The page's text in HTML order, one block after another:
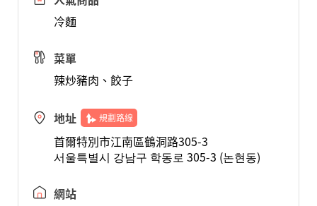
冷麵
菜單
辣炒豬肉、餃子
地址 規劃路線
首爾特別市江南區鶴洞路305-3
서울특별시 강남구 학동로 305-3 (논현동)
網站